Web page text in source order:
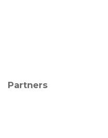
Partners